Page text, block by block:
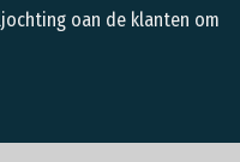
oan de klanten om